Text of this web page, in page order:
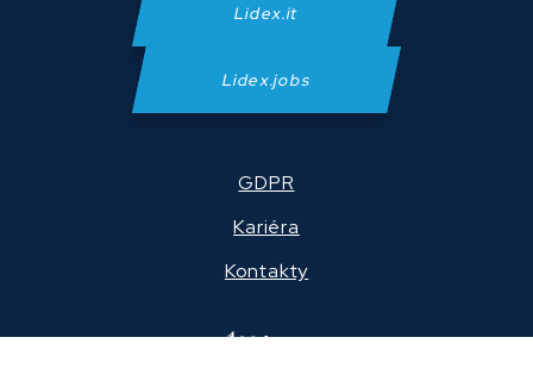
Lidex.it
Lidex.jobs
GDPR
Kariéra
Kontakty